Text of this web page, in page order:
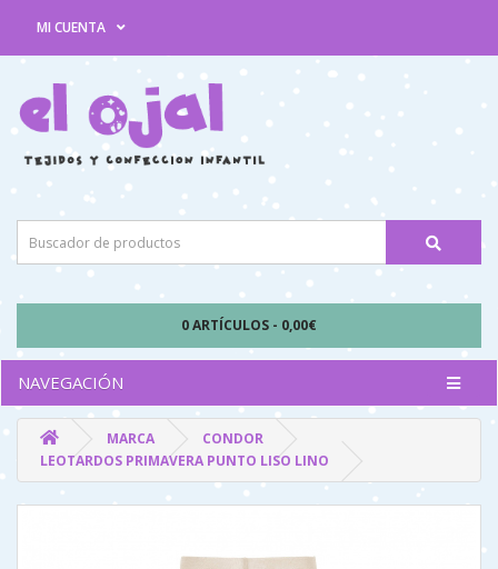
MI CUENTA
0 ARTÍCULOS - 0,00€
NAVEGACIÓN
MARCA
CONDOR
LEOTARDOS PRIMAVERA PUNTO LISO LINO